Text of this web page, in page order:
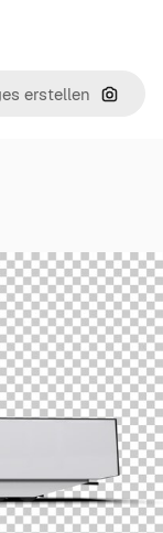
Nach